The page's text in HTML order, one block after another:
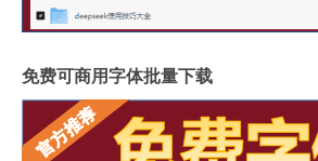
免费可商用字体批量下载